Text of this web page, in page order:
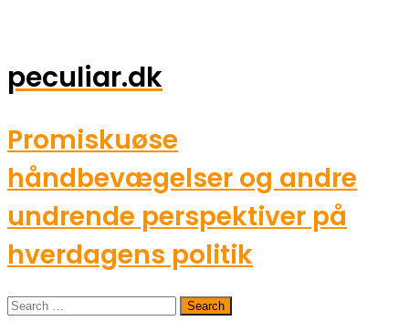
peculiar.dk
Promiskuøse
håndbevægelser og andre
undrende perspektiver på
hverdagens politik
Search